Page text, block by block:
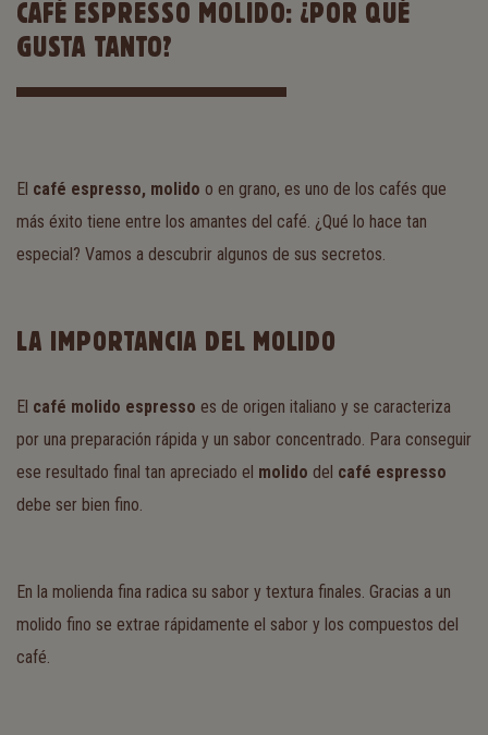
CAFÉ ESPRESSO MOLIDO: ¿POR QUÉ
GUSTA TANTO?
El café espresso, molido o en grano, es uno de los cafés que
más éxito tiene entre los amantes del café. ¿Qué lo hace tan
especial? Vamos a descubrir algunos de sus secretos.
LA IMPORTANCIA DEL MOLIDO
El café molido espresso es de origen italiano y se caracteriza
por una preparación rápida y un sabor concentrado. Para conseguir
ese resultado final tan apreciado el molido del café espresso
debe ser bien fino.
En la molienda fina radica su sabor y textura finales. Gracias a un
molido fino se extrae rápidamente el sabor y los compuestos del
café.